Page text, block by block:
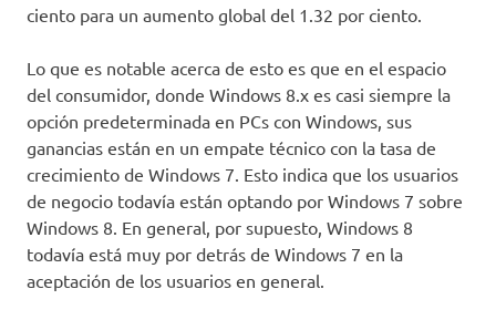
ciento para un aumento global del 1.32 por ciento.
Lo que es notable acerca de esto es que en el espacio
del consumidor, donde Windows 8.x es casi siempre la
opción predeterminada en PCs con Windows, sus
ganancias están en un empate técnico con la tasa de
crecimiento de Windows 7. Esto indica que los usuarios
de negocio todavía están optando por Windows 7 sobre
Windows 8. En general, por supuesto, Windows 8
todavía está muy por detrás de Windows 7 en la
aceptación de los usuarios en general.